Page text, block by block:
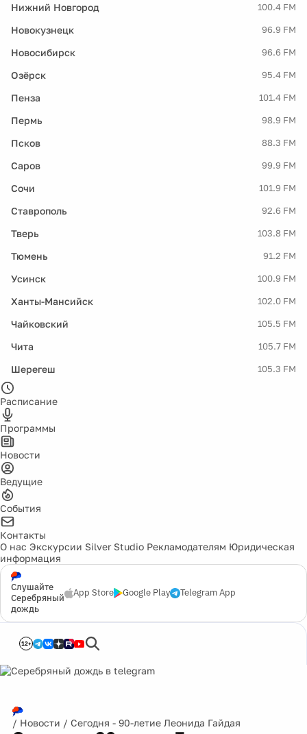
Нижний Новгород 100.4 FM
Новокузнецк 96.9 FM
Новосибирск 96.6 FM
Озёрск 95.4 FM
Пенза 101.4 FM
Пермь 98.9 FM
Псков 88.3 FM
Саров 99.9 FM
Сочи 101.9 FM
Ставрополь 92.6 FM
Тверь 103.8 FM
Тюмень 91.2 FM
Усинск 100.9 FM
Ханты-Мансийск 102.0 FM
Чайковский 105.5 FM
Чита 105.7 FM
Шерегеш 105.3 FM
Расписание
Программы
Новости
Ведущие
События
Контакты
О нас Экскурсии Silver Studio Рекламодателям Юридическая
информация
Слушайте
Серебряный
дождь
App Store Google Play Telegram App
12+
/ Новости / Сегодня - 90-летие Леонида Гайдая